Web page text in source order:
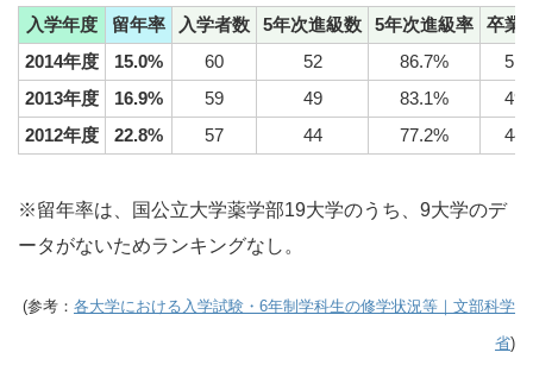
入学年度 留年率 入学者数 5年次進級数 5年次進級率
卒業
2014年度
15.0% 60 52 86.7%
51
2013年度
16.9% 59 49 83.1%
49
2012年度
22.8% 57 44 77.2% 44
※留年率は、国公立大学薬学部19大学のうち、9大学のデ
ータがないためランキングなし。
(参考： 各大学における入学試験・6年制学科生の修学状況等｜文部科学
省)